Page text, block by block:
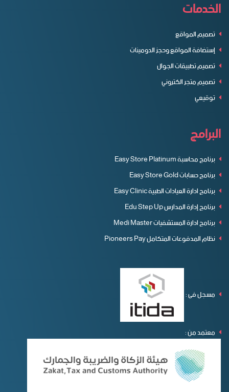
الخدمات
تصميم المواقع
إستضافة المواقع وحجز الدومينات
تصميم تطبيقات الجوال
تصميم متجر الكتروني
توقيعي
البرامج
برنامج محاسبة Easy Store Platinum
برنامج حسابات Easy Store Gold
برنامج ادارة العيادات الطبية Easy Clinic
برنامج إدارة المدارس Edu Step Up
برنامج ادارة المستشفيات Medi Master
نظام المدفوعات المتكامل Pioneers Pay
مسجل فى :
معتمد من :